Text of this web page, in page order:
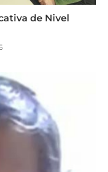
de Nivel